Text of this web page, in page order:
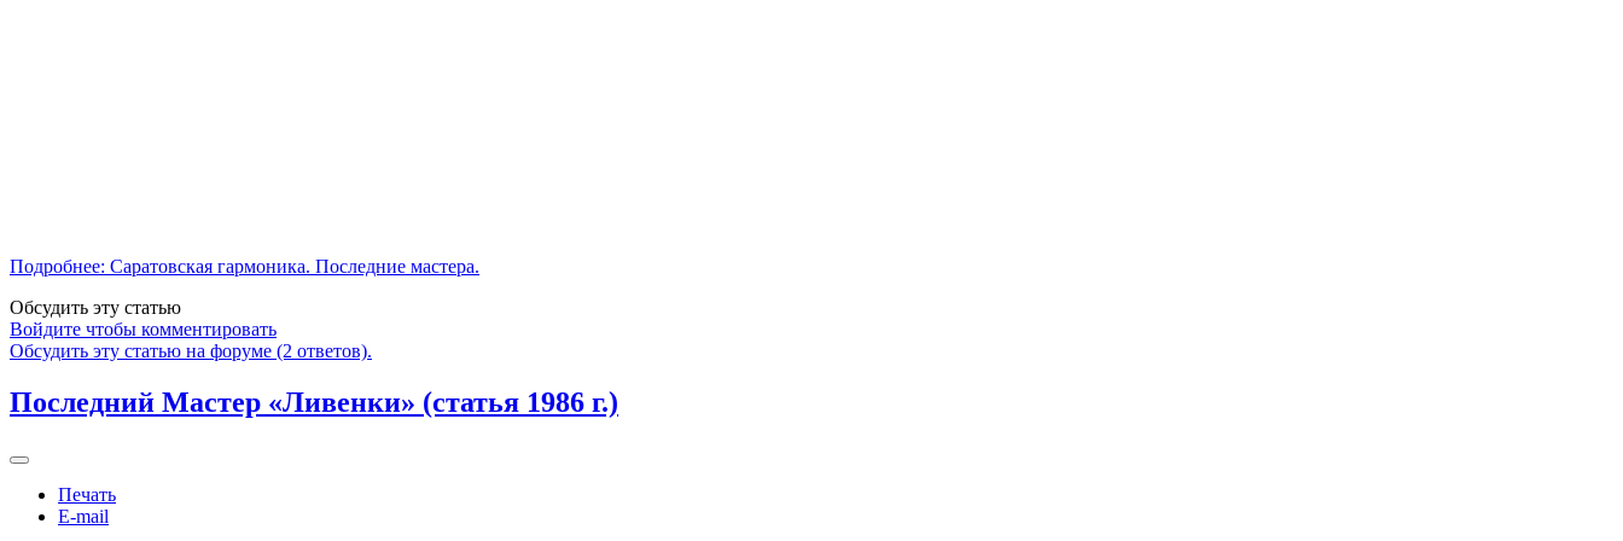
Подробнее: Саратовская гармоника. Последние мастера.
Обсудить эту статью
Войдите чтобы комментировать
Обсудить эту статью на форуме (2 ответов).
Последний Мастер «Ливенки» (статья 1986 г.)
Печать
E-mail